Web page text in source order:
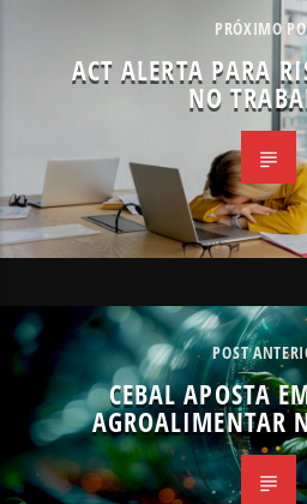
PRÓXIMO
ACT ALERTA PARA
NO
POST
CEBAL APOSTA
AGROALIMENTAR